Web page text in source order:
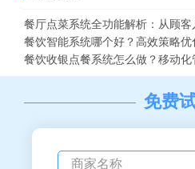
餐厅点菜系统全功能解析：从顾客
餐饮智能系统哪个好？高效策略优
餐饮收银点餐系统怎么做？移动化
免费